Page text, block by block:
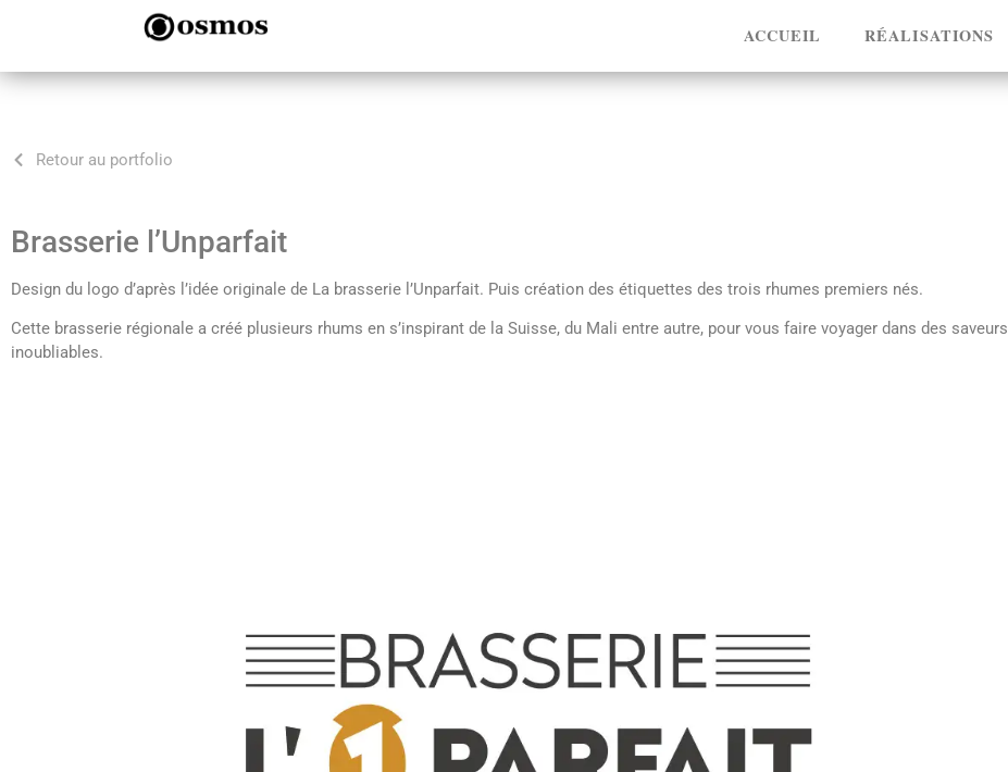
ACCUEIL RÉALISATIONS
Retour au portfolio
Brasserie l’Unparfait
Design du logo d’après l’idée originale de La brasserie l’Unparfait. Puis création des étiquettes des trois rhumes premiers nés.
Cette brasserie régionale a créé plusieurs rhums en s’inspirant de la Suisse, du Mali entre autre, pour vous faire voyager dans des saveurs
inoubliables.